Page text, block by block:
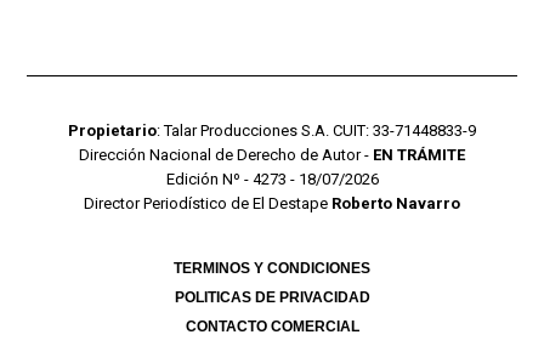
Propietario: Talar Producciones S.A. CUIT: 33-71448833-9
Dirección Nacional de Derecho de Autor - EN TRÁMITE
Edición Nº - 4273 - 18/07/2026
Director Periodístico de El Destape Roberto Navarro
TERMINOS Y CONDICIONES
POLITICAS DE PRIVACIDAD
CONTACTO COMERCIAL